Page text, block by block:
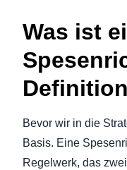
Was ist
Definition
Bevor wir in die
Basis. Eine
Regelwerk, das